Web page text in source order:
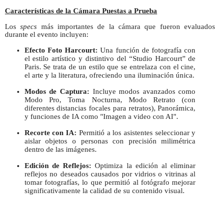
Características de la Cámara Puestas a Prueba
Losspecs más importantes de la cámara que fueron evaluados
durante el evento incluyen:
Efecto Foto Harcourt: Una función de fotografía con
el estilo artístico y distintivo del “Studio Harcourt” de
Paris. Se trata de un estilo que se entrelaza con el cine,
el arte y la literatura, ofreciendo una iluminación única.
Modos de Captura: Incluye modos avanzados como
Modo Pro, Toma Nocturna, Modo Retrato (con
diferentes distancias focales para retratos), Panorámica,
y funciones de IA como "Imagen a video con AI".
Recorte con IA: Permitió a los asistentes seleccionar y
aislar objetos o personas con precisión milimétrica
dentro de las imágenes.
Edición de Reflejos: Optimiza la edición al eliminar
reflejos no deseados causados por vidrios o vitrinas al
tomar fotografías, lo que permitió al fotógrafo mejorar
significativamente la calidad de su contenido visual.